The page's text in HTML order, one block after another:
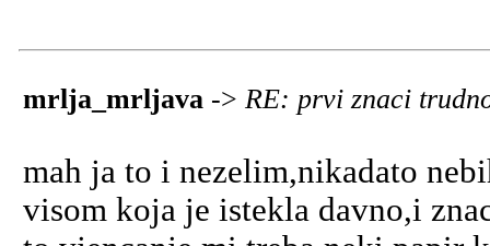
mrlja_mrljava -> RE: prvi znaci
mah ja to i nezelim,nikadato
visom koja je istekla davno,i